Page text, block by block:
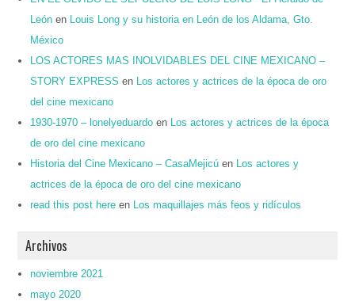
León en
Louis Long y su historia en León de los Aldama, Gto.
México
LOS ACTORES MAS INOLVIDABLES DEL CINE MEXICANO –
STORY EXPRESS en
Los actores y actrices de la época de oro
del cine mexicano
1930-1970 – lonelyeduardo en
Los actores y actrices de la época
de oro del cine mexicano
Historia del Cine Mexicano – CasaMejicú en
Los actores y
actrices de la época de oro del cine mexicano
read this post here en Los maquillajes más feos y ridículos
Archivos
noviembre 2021
mayo 2020